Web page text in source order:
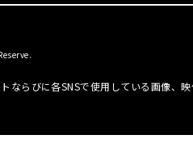
ならびに各SNSで使用している画像、